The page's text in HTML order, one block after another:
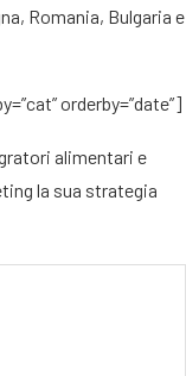
Romania, Bulgaria e
orderby=”date”]
alimentari e
la sua strategia